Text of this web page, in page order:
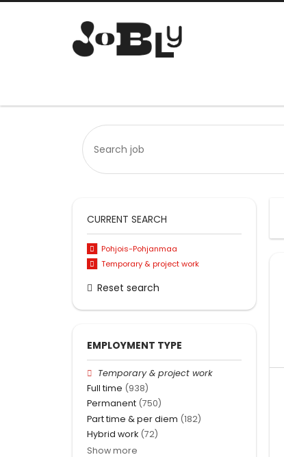
CURRENT SEARCH
Pohjois-Pohjanmaa
Temporary & project work
Reset search
EMPLOYMENT TYPE
Temporary & project work
Full time (938)
Permanent (750)
Part time & per diem (182)
Hybrid work (72)
Show more